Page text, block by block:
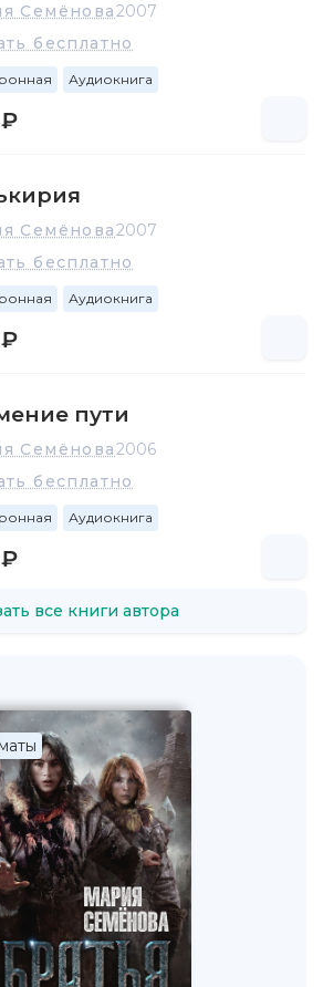
Семёнова2007
бесплатно
Аудиокнига
Семёнова2007
бесплатно
Аудиокнига
пути
Семёнова2006
бесплатно
Аудиокнига
все книги автора